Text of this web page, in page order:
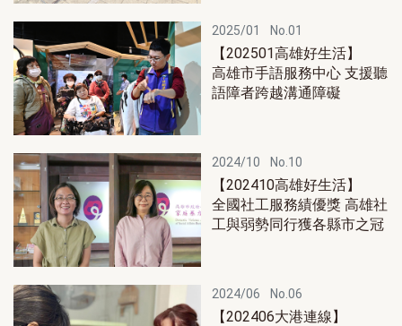
2025/01 No.01
【202501高雄好生活】
高雄市手語服務中心 支援聽
語障者跨越溝通障礙
2024/10 No.10
【202410高雄好生活】
全國社工服務績優獎 高雄社
工與弱勢同行獲各縣市之冠
2024/06 No.06
【202406大港連線】